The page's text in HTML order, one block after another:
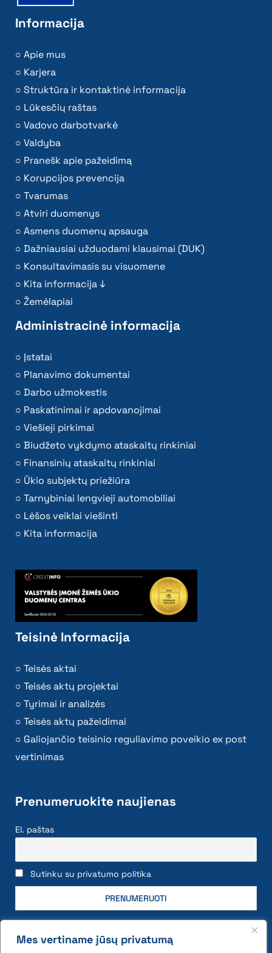
Mes vertiname jūsų privatumą
Informacija
Apie mus
Karjera
Struktūra ir kontaktinė informacija
Lūkesčių raštas
Vadovo darbotvarkė
Valdyba
Pranešk apie pažeidimą
Korupcijos prevencija
Tvarumas
Atviri duomenys
Asmens duomenų apsauga
Dažniausiai užduodami klausimai (DUK)
Konsultavimasis su visuomene
Kita informacija ↓
Žemėlapiai
Administracinė informacija
Įstatai
Planavimo dokumentai
Darbo užmokestis
Paskatinimai ir apdovanojimai
Viešieji pirkimai
Biudžeto vykdymo ataskaitų rinkiniai
Finansinių ataskaitų rinkiniai
Ūkio subjektų priežiūra
Tarnybiniai lengvieji automobiliai
Lėšos veiklai viešinti
Kita informacija
Teisinė Informacija
Teisės aktai
Teisės aktų projektai
Tyrimai ir analizės
Teisės aktų pažeidimai
Galiojančio teisinio reguliavimo poveikio ex post
vertinimas
Prenumeruokite naujienas
El. paštas
Sutinku su privatumo politika